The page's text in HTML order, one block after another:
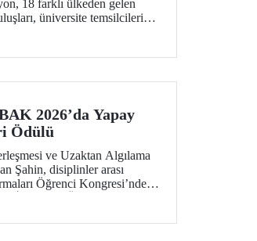
18 farklı ülkeden gelen
üniversite temsilcileri
2026’da Yapay
Ödülü
ve Uzaktan Algılama
Şahin, disiplinler arası
Öğrenci Kongresi’nde
İyi Bildiri Ödülü’nü kazandı.